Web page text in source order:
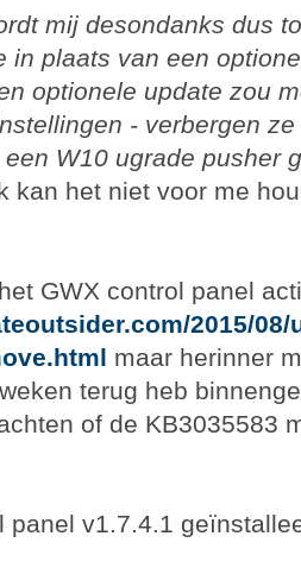
mij desondanks dus
in plaats van een
optionele update zou
- verbergen
W10 ugrade pusher
kan het niet voor me
GWX control panel
2015/
maar herinner
terug heb
of de KB3035583
panel v1.7.4.1